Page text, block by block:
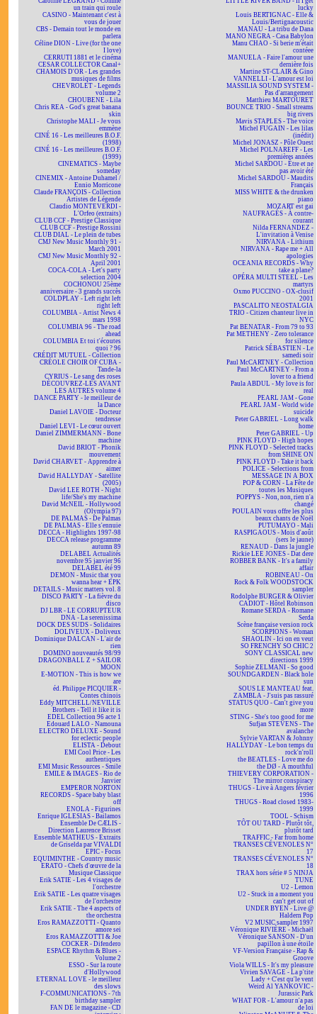
un train qui roule
CASINO - Maintenant c'est à
vous de jouer
CBS - Demain tout le monde en
parlera
Céline DION - Live (for the one
I love)
CERRUTI 1881 et le cinéma
CESAR COLLECTOR Canal+
CHAMOIS D'OR - Les grandes
musiques de films
CHEVROLET - Legends
volume 2
CHOUBENE - Lila
Chris REA - God's great banana
skin
Christophe MALI - Je vous
emmène
CINÉ 16 - Les meilleures B.O.F.
(1998)
CINÉ 16 - Les meilleures B.O.F.
(1999)
CINEMATICS - Maybe
someday
CINEMIX - Antoine Duhamel /
Ennio Morricone
Claude FRANÇOIS - Collection
Artistes de Légende
Claudio MONTEVERDI -
L'Orfeo (extraits)
CLUB CCF - Prestige Classique
CLUB CCF - Prestige Rossini
CLUB DIAL - Le plein de tubes
CMJ New Music Monthly 91 -
March 2001
CMJ New Music Monthly 92 -
April 2001
COCA-COLA - Let's party
selection 2004
COCHONOU 25ème
anniversaire - 3 grands succès
COLDPLAY - Left right left
right left
COLUMBIA - Artist News 4
mars 1998
COLUMBIA 96 - The road
ahead
COLUMBIA Et toi t'écoutes
quoi ? 96
CRÉDIT MUTUEL - Collection
CRÉOLE CHOIR OF CUBA -
Tande-la
CYRIUS - Le sang des roses
DÉCOUVREZ-LES AVANT
LES AUTRES volume 4
DANCE PARTY - le meilleur de
la Dance
Daniel LAVOIE - Docteur
tendresse
Daniel LEVI - Le cœur ouvert
Daniel ZIMMERMANN - Bone
machine
David BRIOT - Phonik
mouvement
David CHARVET - Apprendre à
aimer
David HALLYDAY - Satellite
(2005)
David LEE ROTH - Night
life/She's my machine
David McNEIL - Hollywood
(Olympia 97)
DE PALMAS - De Palmas
DE PALMAS - Elle s'ennuie
DECCA - Highlights 1997-98
DECCA release programme
autumn 89
DELABEL Actualités
novembre 95 janvier 96
DELABEL été 99
DEMON - Music that you
wanna hear + EPK
DETAILS - Music matters vol. 8
DISCO PARTY - La fièvre du
disco
DJ LBR - LE CORRUPTEUR
DNA - La serenissima
DOCK DES SUDS - Solidaires
DOLIVEUX - Doliveux
Dominique DALCAN - L'air de
rien
DOMINO nouveautés 98/99
DRAGONBALL Z + SAILOR
MOON
E-MOTION - This is how we
are
éd. Philippe PICQUIER -
Contes chinois
Eddy MITCHELL/NEVILLE
Brothers - Tell it like it is
EDEL Collection 96 acte 1
Edouard LALO - Namouna
ELECTRO DELUXE - Sound
for eclectic people
ELISTA - Debout
EMI Cool Price - Les
authentiques
EMI Music Ressources - Smile
EMILE & IMAGES - Rio de
Janvier
EMPEROR NORTON
RECORDS - Space baby blast
off
ENOLA - Figurines
Enrique IGLESIAS - Bailamos
Ensemble De CÆLIS -
Direction Laurence Brisset
Ensemble MATHEUS - Extraits
de Griselda par VIVALDI
EPIC - Focus
EQUIMINTHE - Country music
ERATO - Chefs d'œuvre de la
Musique Classique
Erik SATIE - Les 4 visages de
l'orchestre
Erik SATIE - Les quatre visages
de l'orchestre
Erik SATIE - The 4 aspects of
the orchestra
Eros RAMAZZOTTI - Quanto
amore sei
Eros RAMAZZOTTI & Joe
COCKER - Difendero
ESPACE Rhythm & Blues -
Volume 2
ESSO - Sur la route
d'Hollywood
ETERNAL LOVE - le meilleur
des slows
F-COMMUNICATIONS - 7th
birthday sampler
FAN DE le magazine - CD
lucky
Louis BERTIGNAC - Elle &
Louis/Bertignacoustic
MANAU - La tribu de Dana
MANO NEGRA - Casa Babylon
Manu CHAO - Si berie m'était
contéee
MANUELA - Faire l'amour une
dernière fois
Martine ST-CLAIR & Gino
VANNELLI - L'amour est loi
MASSILIA SOUND SYSTEM -
Pas d'arrangement
Matthieu MARTOURET
BOUNCE TRIO - Small streams
big rivers
Mavis STAPLES - The voice
Michel FUGAIN - Les lilas
(inédit)
Michel JONASZ - Pôle Ouest
Michel POLNAREFF - Les
premières années
Michel SARDOU - Être et ne
pas avoir été
Michel SARDOU - Maudits
Français
MISS WHITE & the drunken
piano
MOZART est gai
NAUFRAGÉS - À contre-
courant
Nilda FERNANDEZ -
L'invitation à Venise
NIRVANA - Lithium
NIRVANA - Rape me + All
apologies
OCEANIA RECORDS - Why
take a plane?
OPÉRA MULTI STEEL - Les
martyrs
Oxmo PUCCINO - OX-clusif
2001
PASCALITO NEOSTALGIA
TRIO - Citizen chanteur live in
NYC
Pat BENATAR - From 79 to 93
Pat METHENY - Zero tolerance
for silence
Patrick SÉBASTIEN - Le
samedi soir
Paul McCARTNEY - Collection
Paul McCARTNEY - From a
lover to a friend
Paula ABDUL - My love is for
real
PEARL JAM - Gone
PEARL JAM - World wide
suicide
Peter GABRIEL - Long walk
home
Peter GABRIEL - Up
PINK FLOYD - High hopes
PINK FLOYD - Selected tracks
from SHINE ON
PINK FLOYD - Take it back
POLICE - Selections from
MESSAGE IN A BOX
POP & CORN - La Fête de
toutes les Musiques
POPPYS - Non, non, rien n'a
changé
POULAIN vous offre les plus
beaux chants de Noël
PUTUMAYO - Mali
RASPIGAOUS - Mois d'août
(sers le jaune)
RENAUD - Dans la jungle
Rickie LEE JONES - Dat dere
ROBBER BANK - It's a family
affair
ROBINEAU - On
Rock & Folk WOODSTOCK
sampler
Rodolphe BURGER & Olivier
CADIOT - Hôtel Robinson
Romane SERDA - Romane
Serda
Scène française version rock
SCORPIONS - Woman
SHAOLIN - Ici on en veut
SO FRENCHY SO CHIC 2
SONY CLASSICAL new
directions 1999
Sophie ZELMANI - So good
SOUNDGARDEN - Black hole
sun
SOUS LE MANTEAU feat.
ZAMBLA - J'suis pas rassuré
STATUS QUO - Can't give you
more
STING - She's too good for me
Sufjan STEVENS - The
avalanche
Sylvie VARTAN & Johnny
HALLYDAY - Le bon temps du
rock'n'roll
the BEATLES - Love me do
the DØ - A mouthful
THIEVERY CORPORATION -
The mirror conspiracy
THUGS - Live à Angers février
1996
THUGS - Road closed 1983-
1999
TOOL - Schism
TÔT OU TARD - Plutôt tôt,
plutôt tard
TRAFFIC - Far from home
TRANSES CÉVENOLES N°
17
TRANSES CÉVENOLES N°
18
TRAX hors série # 5 NINJA
TUNE
U2 - Lemon
U2 - Stuck in a moment you
can't get out of
UNDER BYEN - Live @
Haldern Pop
V2 MUSIC sampler 1997
Véronique RIVIÈRE - Michaël
Véronique SANSON - D'un
papillon à une étoile
VF-Version Française - Rap &
Groove
Viola WILLS - It's my pleasure
Vivien SAVAGE - La p'tite
Lady + C'est qu'le vent
Weird Al YANKOVIC -
Jurassic Park
WHAT FOR - L'amour n'a pas
de loi